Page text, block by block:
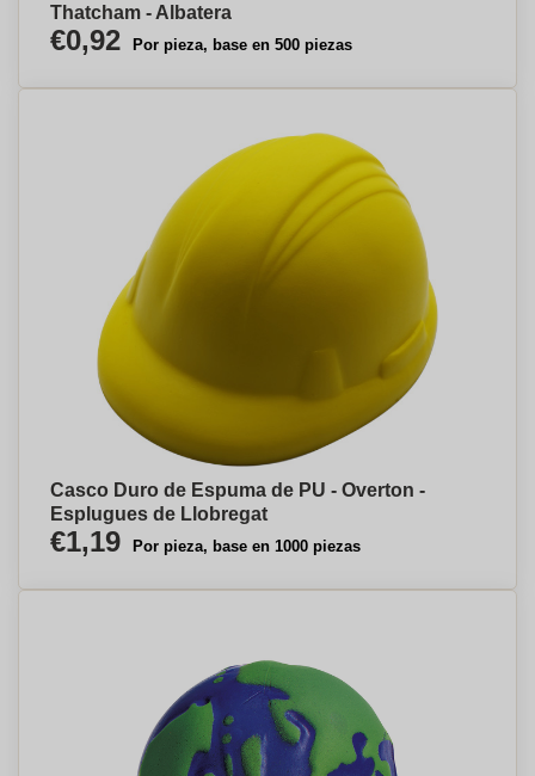
Thatcham - Albatera
€0,92 Por pieza, base en 500 piezas
Casco Duro de Espuma de PU - Overton -
Esplugues de Llobregat
€1,19 Por pieza, base en 1000 piezas